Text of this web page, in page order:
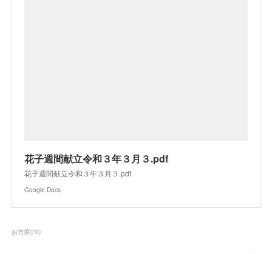
花子週間献立令和３年３月３.pdf
花子週間献立令和３年３月３.pdf
Google Docs
お惣菜(70)